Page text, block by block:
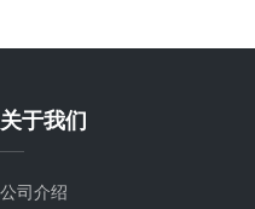
关于我们
公司介绍